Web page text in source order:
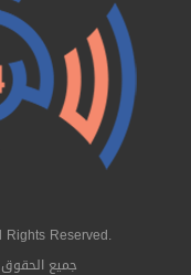
Rights Reserved.
جميع الحقوق